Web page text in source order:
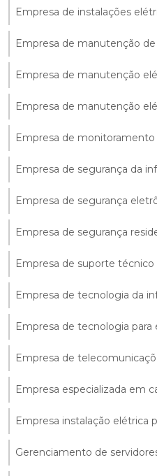
Empresa de instalações
Empresa de manutenção
Empresa de manutenção
Empresa de manutenção
Empresa de monitoramento
Empresa de segurança da
Empresa de segurança
Empresa de segurança
Empresa de suporte técnico
Empresa de tecnologia da
Empresa de tecnologia para
Empresa de
Empresa especializada em
Empresa instalação elétrica
Gerenciamento de